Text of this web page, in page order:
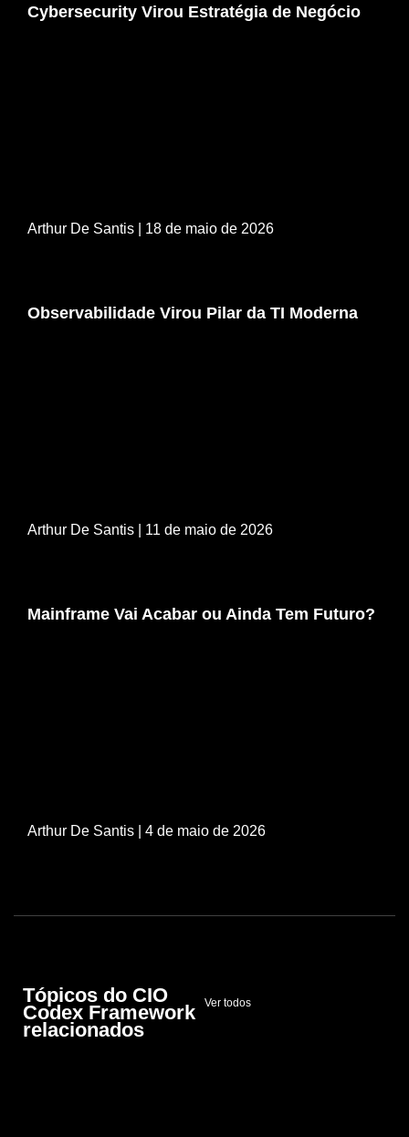
Cybersecurity Virou Estratégia de Negócio
Arthur De Santis | 18 de maio de 2026
Observabilidade Virou Pilar da TI Moderna
Arthur De Santis | 11 de maio de 2026
Mainframe Vai Acabar ou Ainda Tem Futuro?
Arthur De Santis | 4 de maio de 2026
Tópicos do CIO
Codex Framework
relacionados
Ver todos